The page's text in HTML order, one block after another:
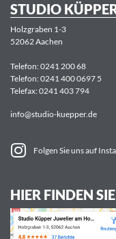
STUDIO
Holzgraben 1-3
52062 Aachen
Telefon:0241 200 68
Telefon:0241 400 0697 5
Telefax: 0241 403 794
info@studio-kuepper.de
Folgen Sie uns auf
HIER FINDEN